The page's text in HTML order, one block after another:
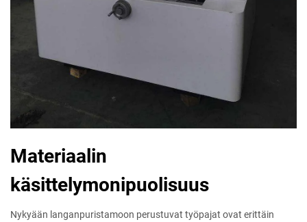
Materiaalin
käsittelymonipuolisuus
Nykyään langanpuristamoon perustuvat työpajat ovat erittäin